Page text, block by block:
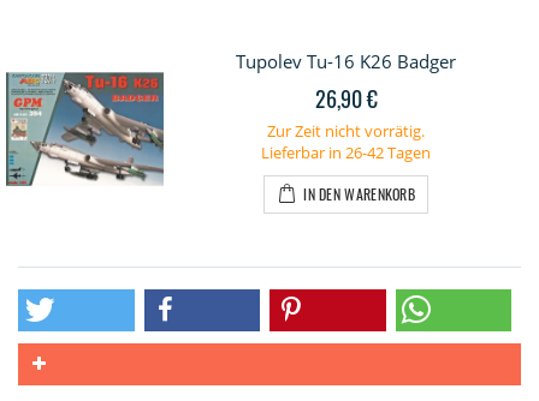
Tupolev Tu-16 K26 Badger
26,90 €
Zur Zeit nicht vorrätig.
Lieferbar in 26-42 Tagen
IN DEN WARENKORB